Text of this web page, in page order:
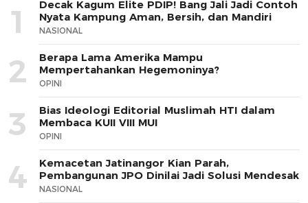
1
Decak Kagum Elite PDIP! Bang Jali Jadi Contoh
Nyata Kampung Aman, Bersih, dan Mandiri
NASIONAL
2
Berapa Lama Amerika Mampu
Mempertahankan Hegemoninya?
OPINI
3
Bias Ideologi Editorial Muslimah HTI dalam
Membaca KUII VIII MUI
OPINI
4
Kemacetan Jatinangor Kian Parah,
Pembangunan JPO Dinilai Jadi Solusi Mendesak
NASIONAL